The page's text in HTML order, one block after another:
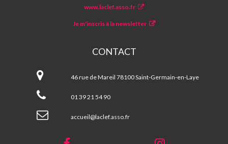
www.laclef.asso.fr
Je m'inscris à la newsletter
CONTACT
CLEF
46 rue de Mareil 78100 Saint-Germain-en-Laye
01 39 21 54 90
accueil@laclef.asso.fr